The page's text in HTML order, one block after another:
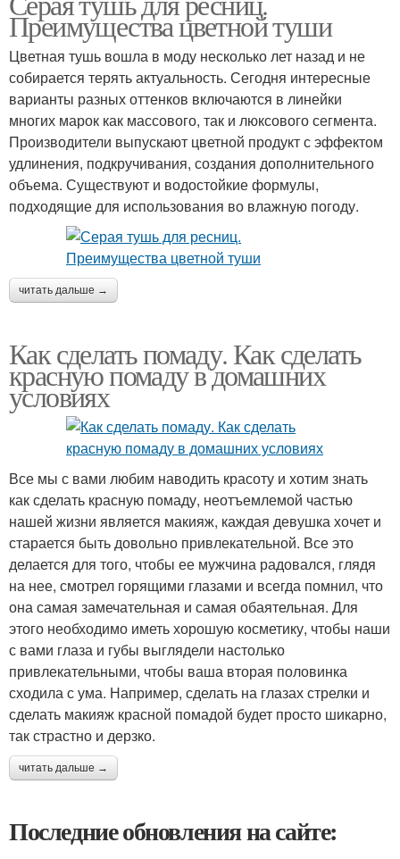
Преимущества цветной туши
Цветная тушь вошла в моду несколько лет назад и не
собирается терять актуальность. Сегодня интересные
варианты разных оттенков включаются в линейки
многих марок как массового, так и люксового сегмента.
Производители выпускают цветной продукт с эффектом
удлинения, подкручивания, создания дополнительного
объема. Существуют и водостойкие формулы,
подходящие для использования во влажную погоду.
читать дальше →
Как сделать помаду. Как сделать
красную помаду в домашних
условиях
Все мы с вами любим наводить красоту и хотим знать
как сделать красную помаду, неотъемлемой частью
нашей жизни является макияж, каждая девушка хочет и
старается быть довольно привлекательной. Все это
делается для того, чтобы ее мужчина радовался, глядя
на нее, смотрел горящими глазами и всегда помнил, что
она самая замечательная и самая обаятельная. Для
этого необходимо иметь хорошую косметику, чтобы наши
с вами глаза и губы выглядели настолько
привлекательными, чтобы ваша вторая половинка
сходила с ума. Например, сделать на глазах стрелки и
сделать макияж красной помадой будет просто шикарно,
так страстно и дерзко.
читать дальше →
Последние обновления на сайте: